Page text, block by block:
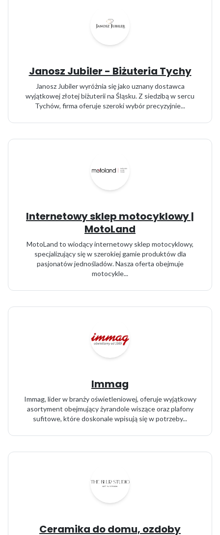
Janosz Jubiler - Biżuteria Tychy
Janosz Jubiler wyróżnia się jako uznany dostawca
wyjątkowej złotej biżuterii na Śląsku. Z siedzibą w sercu
Tychów, firma oferuje szeroki wybór precyzyjnie...
Internetowy sklep motocyklowy |
MotoLand
MotoLand to wiodący internetowy sklep motocyklowy,
specjalizujący się w szerokiej gamie produktów dla
pasjonatów jednośladów. Nasza oferta obejmuje
motocykle...
Immag
Immag, lider w branży oświetleniowej, oferuje wyjątkowy
asortyment obejmujący żyrandole wiszące oraz plafony
sufitowe, które doskonale wpisują się w potrzeby...
Ceramika do domu, ozdoby